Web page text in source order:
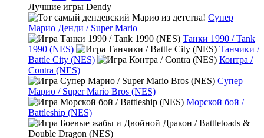
Лучшие игры Dendy
Супер
Марио Денди / Super Mario
Танки 1990 / Tank
1990 (NES)
Танчики /
Battle City (NES)
Контра /
Contra (NES)
Супер
Марио / Super Mario Bros (NES)
Морской бой /
Battleship (NES)